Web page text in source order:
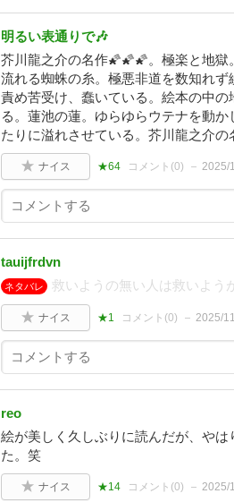
明るい表通りで🎶
芥川龍之介の名作🌠🌠🌠。極楽と地
流れる蜘蛛の糸。極悪非道を数知れ
責め苦受け、蠢いている。絵本の中
る。蓮池の蓮。ゆらゆらウテナを動
たりに溢れさせている。芥川龍之介の
ナイス ★64 コメント(0) 2025/
tauijfrdvn
ネタバレ 救いようの無い人は救いよう
ナイス ★1 コメント(0) 2025/
reo
絵が美しく久しぶりに読んだが、や
た。笑
ナイス ★14 コメント(0) 2025/